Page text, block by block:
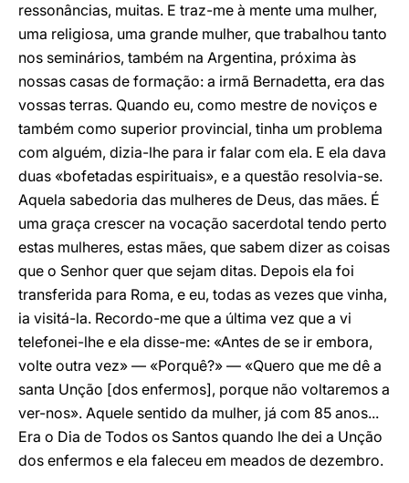
ressonâncias, muitas. E traz-me à mente uma mulher,
uma religiosa, uma grande mulher, que trabalhou tanto
nos seminários, também na Argentina, próxima às
nossas casas de formação: a irmã Bernadetta, era das
vossas terras. Quando eu, como mestre de noviços e
também como superior provincial, tinha um problema
com alguém, dizia-lhe para ir falar com ela. E ela dava
duas «bofetadas espirituais», e a questão resolvia-se.
Aquela sabedoria das mulheres de Deus, das mães. É
uma graça crescer na vocação sacerdotal tendo perto
estas mulheres, estas mães, que sabem dizer as coisas
que o Senhor quer que sejam ditas. Depois ela foi
transferida para Roma, e eu, todas as vezes que vinha,
ia visitá-la. Recordo-me que a última vez que a vi
telefonei-lhe e ela disse-me: «Antes de se ir embora,
volte outra vez» — «Porquê?» — «Quero que me dê a
santa Unção [dos enfermos], porque não voltaremos a
ver-nos». Aquele sentido da mulher, já com 85 anos...
Era o Dia de Todos os Santos quando lhe dei a Unção
dos enfermos e ela faleceu em meados de dezembro.